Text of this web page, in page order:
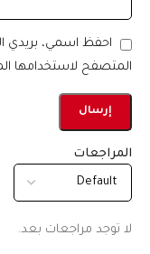
المراجعات
لا توجد مراجعات بعد.
احفظ اسمي، بريدي
المتصفح لاستخدامها